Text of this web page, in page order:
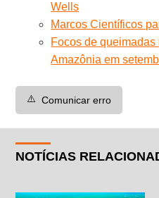
Wells
Marcos Científicos
Focos de
Amazônia em
⚠️ Comunicar erro
NOTÍCIAS